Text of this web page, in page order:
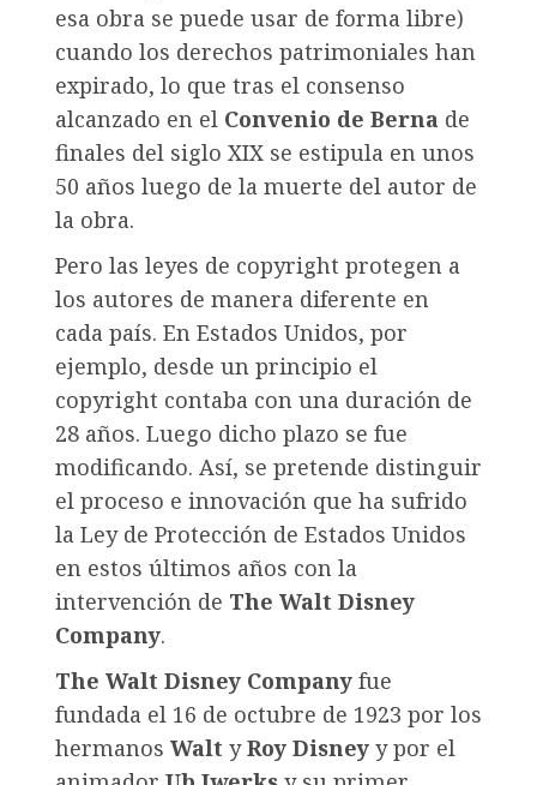
esa obra se puede usar de forma libre)
cuando los derechos patrimoniales han
expirado, lo que tras el consenso
alcanzado en el Convenio de Berna de
finales del siglo XIX se estipula en unos
50 años luego de la muerte del autor de
la obra.
Pero las leyes de copyright protegen a
los autores de manera diferente en
cada país. En Estados Unidos, por
ejemplo, desde un principio el
copyright contaba con una duración de
28 años. Luego dicho plazo se fue
modificando. Así, se pretende distinguir
el proceso e innovación que ha sufrido
la Ley de Protección de Estados Unidos
en estos últimos años con la
intervención de The Walt Disney
Company.
The Walt Disney Company fue
fundada el 16 de octubre de 1923 por los
hermanos Walt yRoy Disney y por el